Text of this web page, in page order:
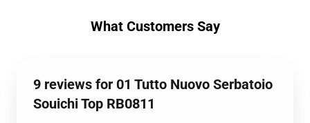
What Customers Say
9 reviews for 01 Tutto Nuovo Serbatoio
Souichi Top RB0811